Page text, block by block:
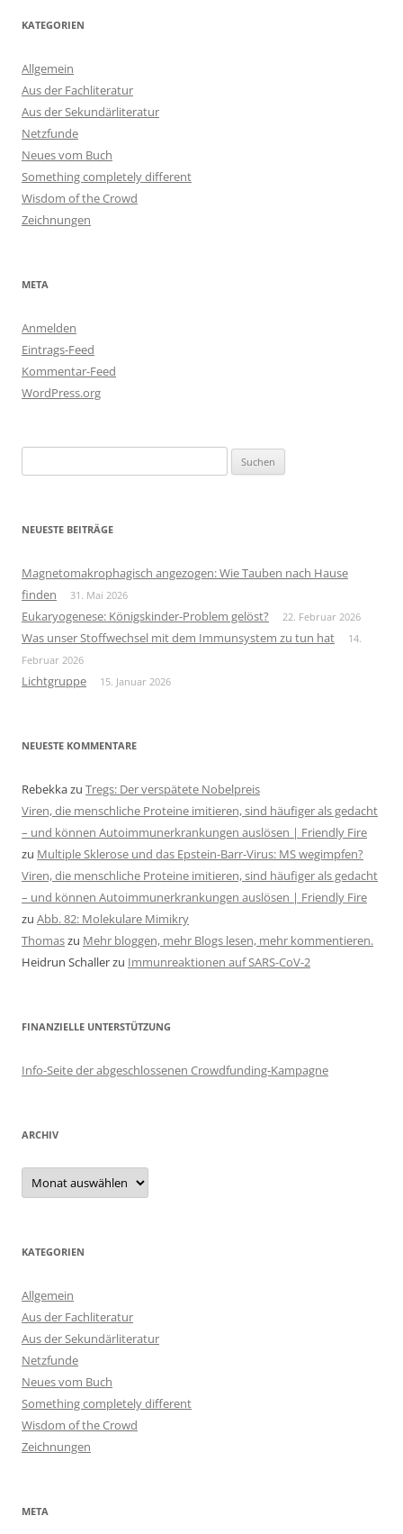
KATEGORIEN
Allgemein
Aus der Fachliteratur
Aus der Sekundärliteratur
Netzfunde
Neues vom Buch
Something completely different
Wisdom of the Crowd
Zeichnungen
META
Anmelden
Eintrags-Feed
Kommentar-Feed
WordPress.org
nach:
NEUESTE BEITRÄGE
Magnetomakrophagisch angezogen: Wie Tauben nach Hause
finden
31. Mai 2026
Eukaryogenese: Königskinder-Problem gelöst? 22. Februar 2026
Was unser Stoffwechsel mit dem Immunsystem zu tun hat
14.
Februar 2026
Lichtgruppe 15. Januar 2026
NEUESTE KOMMENTARE
Rebekkazu Tregs: Der verspätete Nobelpreis
Viren, die menschliche Proteine imitieren, sind häufiger als gedacht
– und können Autoimmunerkrankungen auslösen | Friendly Fire
zu Multiple Sklerose und das Epstein-Barr-Virus: MS wegimpfen?
Viren, die menschliche Proteine imitieren, sind häufiger als gedacht
– und können Autoimmunerkrankungen auslösen | Friendly Fire
zu Abb. 82: Molekulare Mimikry
Thomaszu Mehr bloggen, mehr Blogs lesen, mehr kommentieren.
Heidrun Schallerzu Immunreaktionen auf SARS-CoV-2
FINANZIELLE UNTERSTÜTZUNG
Info-Seite der abgeschlossenen Crowdfunding-Kampagne
ARCHIV
Archiv
KATEGORIEN
Allgemein
Aus der Fachliteratur
Aus der Sekundärliteratur
Netzfunde
Neues vom Buch
Something completely different
Wisdom of the Crowd
Zeichnungen
META